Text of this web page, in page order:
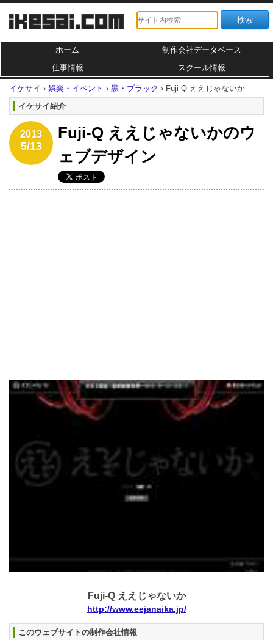
ホーム
制作会社データベース
仕事情報
スクール情報
イケサイ › 娯楽・イベント › 黒・ブラック › Fuji-Q ええじゃないか
イケサイ紹介
2013
5/13
Fuji-Q ええじゃないかのウ
ェブデザイン
Fuji-Q ええじゃないか
http://www.eejanaika.jp/
このウェブサイトの制作会社情報